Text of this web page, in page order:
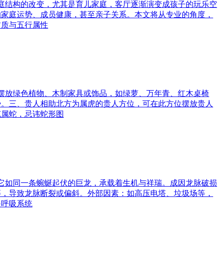
构的改变，尤其是育儿家庭，客厅逐渐演变成孩子的玩乐空
庭运势、成员健康，甚至亲子关系。本文将从专业的角度，
与五行属性
绿色植物、木制家具或饰品，如绿萝、万年青、红木桌椅
三、贵人相助北方为属虎的贵人方位，可在此方位摆放贵人
蛇，忌讳蛇形图
同一条蜿蜒起伏的巨龙，承载着生机与祥瑞。成因龙脉破损
导致龙脉断裂或偏斜。外部因素：如高压电塔、垃圾场等，
吸系统